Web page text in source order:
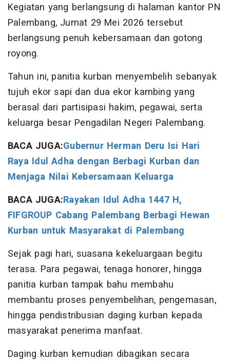
Kegiatan yang berlangsung di halaman kantor PN
Palembang, Jumat 29 Mei 2026 tersebut
berlangsung penuh kebersamaan dan gotong
royong.
Tahun ini, panitia kurban menyembelih sebanyak
tujuh ekor sapi dan dua ekor kambing yang
berasal dari partisipasi hakim, pegawai, serta
keluarga besar Pengadilan Negeri Palembang.
BACA JUGA:Gubernur Herman Deru Isi Hari
Raya Idul Adha dengan Berbagi Kurban dan
Menjaga Nilai Kebersamaan Keluarga
BACA JUGA:Rayakan Idul Adha 1447 H,
FIFGROUP Cabang Palembang Berbagi Hewan
Kurban untuk Masyarakat di Palembang
Sejak pagi hari, suasana kekeluargaan begitu
terasa. Para pegawai, tenaga honorer, hingga
panitia kurban tampak bahu membahu
membantu proses penyembelihan, pengemasan,
hingga pendistribusian daging kurban kepada
masyarakat penerima manfaat.
Daging kurban kemudian dibagikan secara